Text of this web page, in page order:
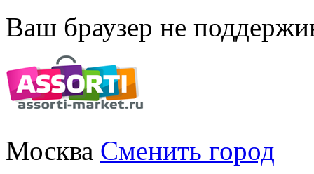
Ваш браузер не
Москва Сменить город